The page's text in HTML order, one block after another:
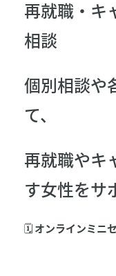
再就職・キ
相談
個別相談や
て、
再就職やキ
す女性をサ
🗓オンラインミニ